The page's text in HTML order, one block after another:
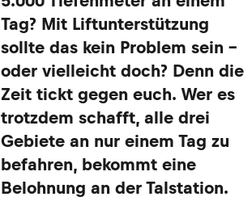
Tag? Mit Liftunterstützung
sollte das kein Problem sein –
oder vielleicht doch? Denn die
Zeit tickt gegen euch. Wer es
trotzdem schafft, alle drei
Gebiete an nur einem Tag zu
befahren, bekommt eine
Belohnung an der Talstation.